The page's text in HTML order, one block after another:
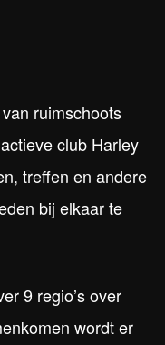
ruimschoots
club Harley
treffen en andere
bij elkaar te
9 regio’s over
wordt er